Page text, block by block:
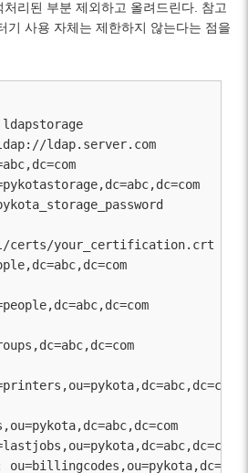
리된 부분 제외하고 올려드린다. 참고
기 사용 자체는 제한하지 않는다는 점을
ldap.server.com
certs/your_certification.crt